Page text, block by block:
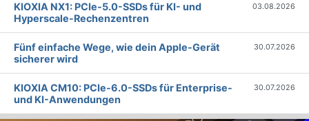
KIOXIA NX1: PCIe-5.0-SSDs für KI- und
Hyperscale-Rechenzentren
03.08.2026
Fünf einfache Wege, wie dein Apple-Gerät
sicherer wird
30.07.2026
KIOXIA CM10: PCIe-6.0-SSDs für Enterprise-
und KI-Anwendungen
30.07.2026